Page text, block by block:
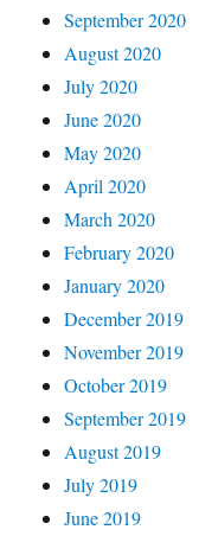
September 2020
August 2020
July 2020
June 2020
May 2020
April 2020
March 2020
February 2020
January 2020
December 2019
November 2019
October 2019
September 2019
August 2019
July 2019
June 2019